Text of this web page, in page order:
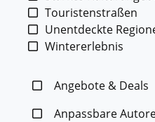
Touristenstraßen
Unentdeckte
Wintererlebnis
Angebote & Deals
Anpassbare